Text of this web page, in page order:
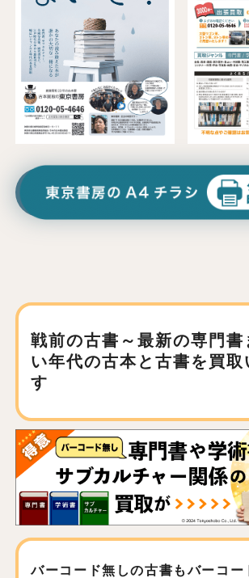
戦前の古書～最新の専門書
い年代の古本と古書を買取
す
バーコード無しの古書もバーコー